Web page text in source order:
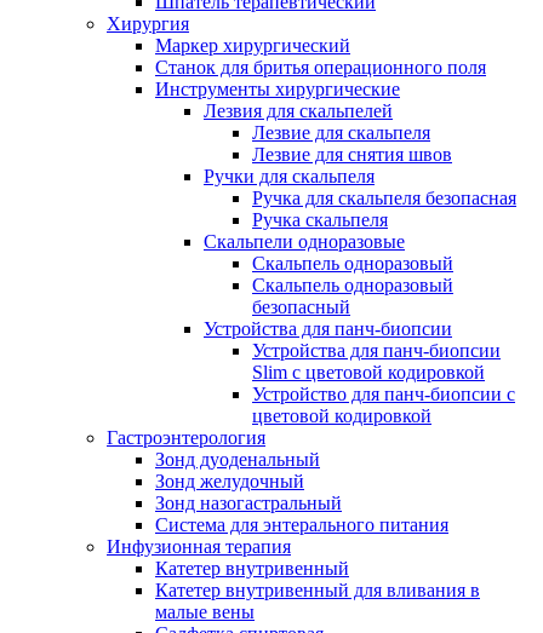
Хирургия
Маркер хирургический
Станок для бритья операционного поля
Инструменты хирургические
Лезвия для скальпелей
Лезвие для скальпеля
Лезвие для снятия швов
Ручки для скальпеля
Ручка для скальпеля безопасная
Ручка скальпеля
Скальпели одноразовые
Скальпель одноразовый
Скальпель одноразовый
безопасный
Устройства для панч-биопсии
Устройства для панч-биопсии
Slim с цветовой кодировкой
Устройство для панч-биопсии с
цветовой кодировкой
Гастроэнтерология
Зонд дуоденальный
Зонд желудочный
Зонд назогастральный
Система для энтерального питания
Инфузионная терапия
Катетер внутривенный
Катетер внутривенный для вливания в
малые вены